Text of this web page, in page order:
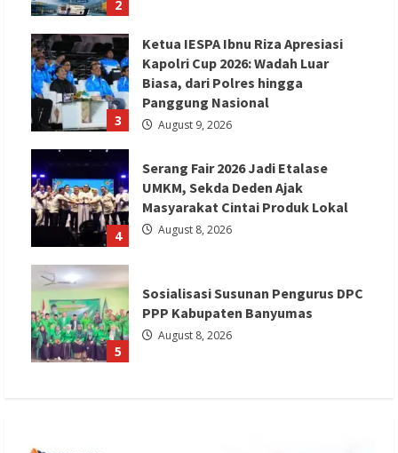
2
3
Ketua IESPA Ibnu Riza Apresiasi
Kapolri Cup 2026: Wadah Luar
Biasa, dari Polres hingga
Panggung Nasional
August 9, 2026
4
Serang Fair 2026 Jadi Etalase
UMKM, Sekda Deden Ajak
Masyarakat Cintai Produk Lokal
August 8, 2026
5
Sosialisasi Susunan Pengurus DPC
PPP Kabupaten Banyumas
August 8, 2026